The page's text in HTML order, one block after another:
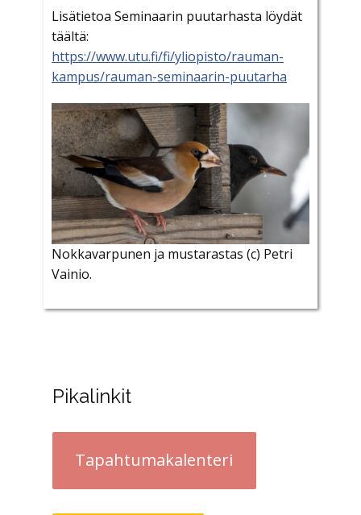
Lisätietoa Seminaarin puutarhasta löydät
täältä:
https://www.utu.fi/fi/yliopisto/rauman-
kampus/rauman-seminaarin-puutarha
Nokkavarpunen ja mustarastas (c) Petri
Vainio.
Pikalinkit
Tapahtumakalenteri